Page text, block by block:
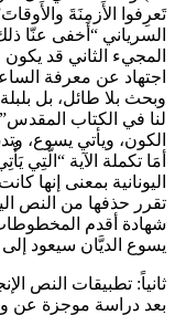
السرياني “أخفى عنّا
المجيء الثاني قد
اجتهاد عن معرفة
وبحث بلا طائل، بل
لنا في الكتاب
الكون، ويأتي يسوع،
أمَا تكملة الآية “الَّتِي
اليونانية بمعنى
تقرر حذفها من النص
يسوع الديَّان سيعود إلى
ثانياً: تطبيقات النص